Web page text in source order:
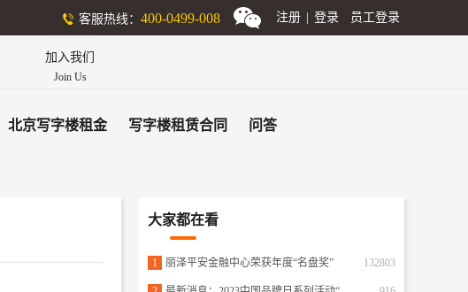
客服热线： 400-0499-008 注册 登录 员工登录
加入我们
Join Us
北京写字楼租金 写字楼租赁合同 问答
大家都在看
1 丽泽平安金融中心荣获年度“名盘奖” 132803